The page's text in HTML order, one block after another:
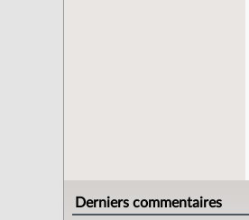
Derniers commentaires